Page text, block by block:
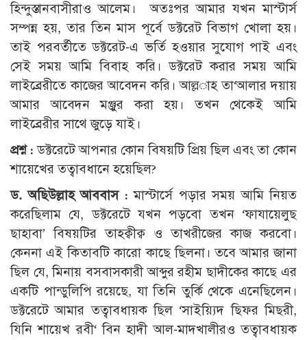
হিন্দুস্তানবাসীরাও আলেম। অতঃপর আমার যখন মাস্টার্স
সম্পন্ন হয়, তার তিন মাস পূর্বে ডক্টরেট বিভাগ খোলা হয়।
তাই পরবর্তীতে ডক্টরেট-এ ভর্তি হওয়ার সুযোগ পাই এবং
সেই সময় আমি বিবাহ করি। ডক্টরেট করার সময় আমি
লাইব্রেরীতে কাজের আবেদন করি। আল্ল­াহ তা‘আলার দয়ায়
আমার আবেদন মঞ্জুর করা হয়। তখন থেকেই আমি
লাইব্রেরীর সাথে জুড়ে যাই।
প্রশ্ন : ডক্টরেটে আপনার কোন বিষয়টি প্রিয় ছিল এবং তা কোন
শায়েখের তত্বাবধানে হয়েছিল?
ড. অছিউল্লাহ আববাস : মাস্টার্সে পড়ার সময় আমি নিয়ত
করেছিলাম যে, ডক্টরেটে যখন পড়বো তখন ‘ফাযায়েলুছ
ছাহাবা’ বিষয়টির তাহক্বীক্ব ও তাখরীজের কাজ করবো।
কেননা এই কিতাবটি কারো কাছে ছিলনা। তবে আমার জানা
ছিল যে, মিনায় বসবাসকারী আব্দুর রহীম ছাদীকের কাছে এর
একটি পান্ডুলিপি রয়েছে, যা তিনি তুর্কি থেকে এনেছিলেন।
ডক্টরেটে আমার তত্বাবধায়ক ছিল ‘সাইয়্যিদ ছিফর মিছরী,
যিনি শায়েখ রবী‘ বিন হাদী আল-মাদখালীরও তত্বাবধায়ক